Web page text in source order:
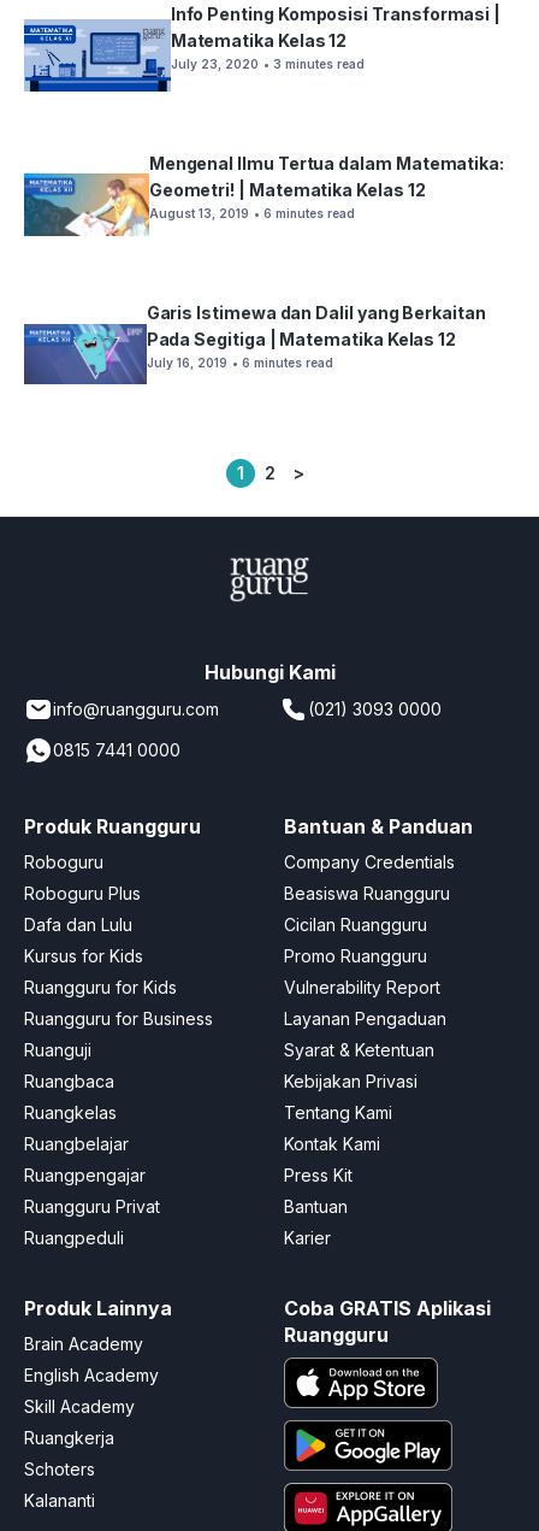
Info Penting Komposisi Transformasi |
Matematika Kelas 12
July 23, 2020 • 3 minutes read
Mengenal Ilmu Tertua dalam Matematika:
Geometri! | Matematika Kelas 12
August 13, 2019 • 6 minutes read
Garis Istimewa dan Dalil yang Berkaitan
Pada Segitiga | Matematika Kelas 12
July 16, 2019 • 6 minutes read
Posts
1 2 >
Hubungi Kami
info@ruangguru.com
(021) 3093 0000
0815 7441 0000
Produk Ruangguru
Roboguru
Roboguru Plus
Dafa dan Lulu
Kursus for Kids
Ruangguru for Kids
Ruangguru for Business
Ruanguji
Ruangbaca
Ruangkelas
Ruangbelajar
Ruangpengajar
Ruangguru Privat
Ruangpeduli
Bantuan & Panduan
Company Credentials
Beasiswa Ruangguru
Cicilan Ruangguru
Promo Ruangguru
Vulnerability Report
Layanan Pengaduan
Syarat & Ketentuan
Kebijakan Privasi
Tentang Kami
Kontak Kami
Press Kit
Bantuan
Karier
Produk Lainnya
Brain Academy
English Academy
Skill Academy
Ruangkerja
Schoters
Kalananti
Coba GRATIS Aplikasi
Ruangguru